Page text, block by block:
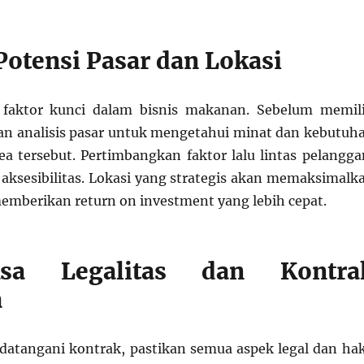
Pasar dan Lokasi
kunci dalam bisnis makanan. Sebelum
analisis pasar untuk mengetahui minat dan
tersebut. Pertimbangkan faktor lalu lintas
Lokasi yang strategis akan
return on investment yang lebih cepat.
Legalitas dan
kontrak, pastikan semua aspek legal dan